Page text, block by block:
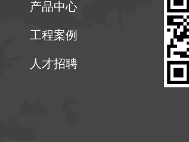
产品中心
工程案例
人才招聘